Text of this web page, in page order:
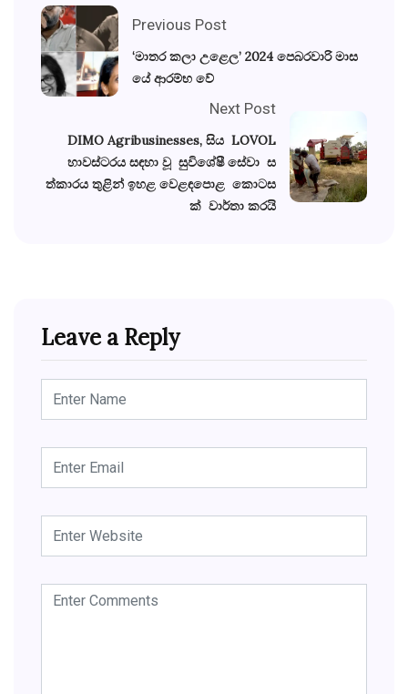
Previous Post
‘මාතර කලා උළෙල’ 2024 පෙබරවාරි මාස
යේ ආරම්භ වේ
Next Post
DIMO Agribusinesses, සිය LOVOL
හාවස්ටරය සඳහා වූ සුවිශේෂී සේවා ස
ත්කාරය තුළින් ඉහළ වෙළඳපොළ කොටස
ක් වාර්තා කරයි
Leave a Reply